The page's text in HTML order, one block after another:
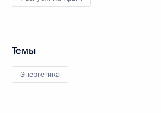
Темы
Энергетика